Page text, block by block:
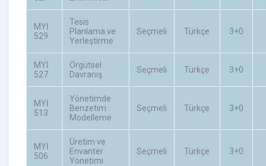
MYİ
529
Tesis
Planlama ve
Yerleştirme
Seçmeli Türkçe 3+0
MYİ
527
Örgütsel
Davranış
Seçmeli Türkçe 3+0
MYİ
513
Yönetimde
Benzetim
Modelleme
Seçmeli Türkçe 3+0
MYİ
506
Üretim ve
Envanter
Yönetimi
Seçmeli Türkçe 3+0